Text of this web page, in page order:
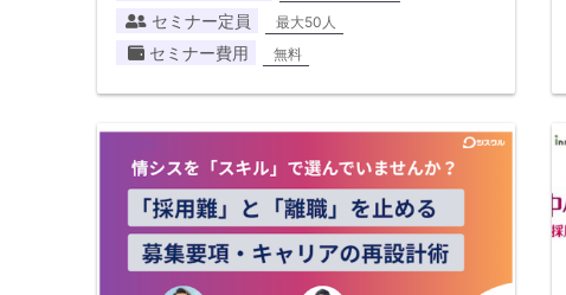
セミナー定員 最大50人
セミナー費用 無料